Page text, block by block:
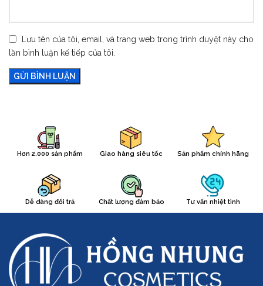
Lưu tên của tôi, email, và trang web trong trình duyệt này cho
lần bình luận kế tiếp của tôi.
Hơn 2.000 sản phẩm Giao hàng siêu tốc Sản phẩm chính hãng
Dễ dàng đổi trả Chất lượng đảm bảo Tư vấn nhiệt tình